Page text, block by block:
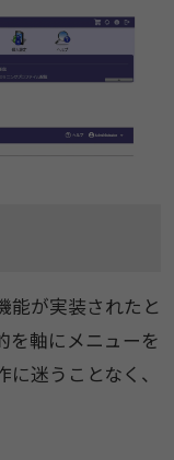
能が実装されたと
を軸にメニューを
迷うことなく、